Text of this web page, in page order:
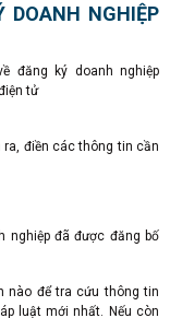
NGHIỆP
đăng ký doanh nghiệp
tử
ra, điền các thông tin cần
nghiệp đã được đăng bố
nào để tra cứu thông tin
luật mới nhất. Nếu còn